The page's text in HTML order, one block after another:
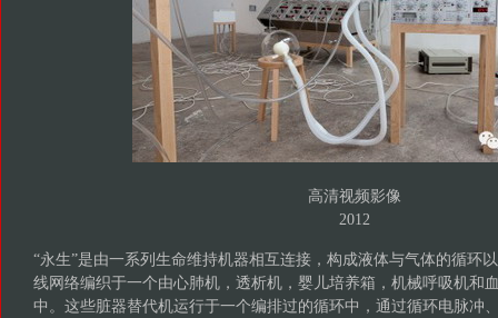
高清视频影像
2012
“永生”是由一系列生命维持机器相互连接，构成液体与气体的循环
线网络编织于一个由心肺机，透析机，婴儿培养箱，机械呼吸机和
中。这些脏器替代机运行于一个编排过的循环中，通过循环电脉冲